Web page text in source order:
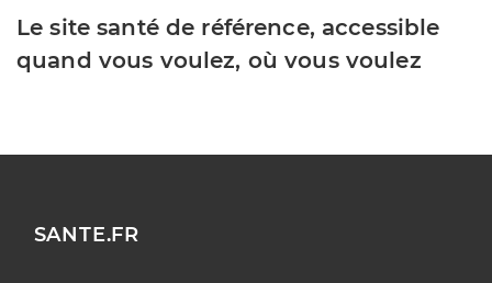
Le site santé de référence, accessible
quand vous voulez, où vous voulez
SANTE.FR